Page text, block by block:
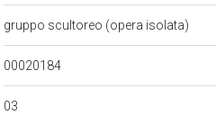
gruppo scultoreo (opera isolata)
00020184
03